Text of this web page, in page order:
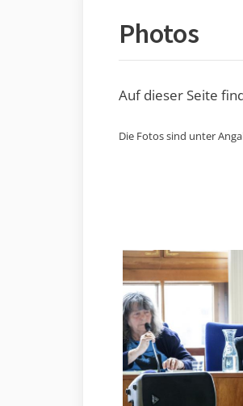
Photos
Auf dieser Seite
Die Fotos sind unter